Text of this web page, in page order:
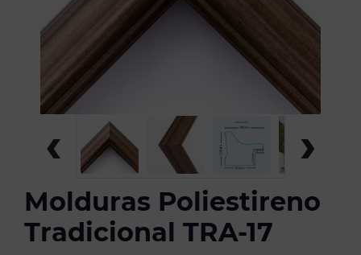
‹ ›
Molduras Poliestireno
Tradicional TRA-17